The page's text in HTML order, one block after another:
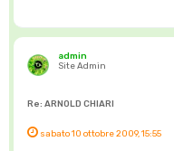
admin
Site Admin
Re: ARNOLD CHIARI
sabato 10 ottobre 2009, 15:55